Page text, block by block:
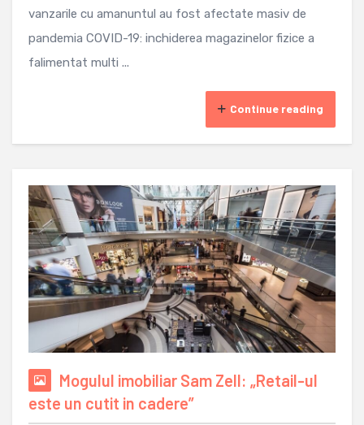
vanzarile cu amanuntul au fost afectate masiv de
pandemia COVID-19: inchiderea magazinelor fizice a
falimentat multi ...
Continue reading
Mogulul imobiliar Sam Zell: „Retail-ul
este un cutit in cadere”